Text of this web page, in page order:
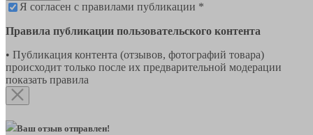
Я согласен с правилами публикации *
Правила публикации пользовательского контента
• Публикация контента (отзывов, фотографий товара)
происходит только после их предварительной модерации
показать правила
Ваш отзыв отправлен!